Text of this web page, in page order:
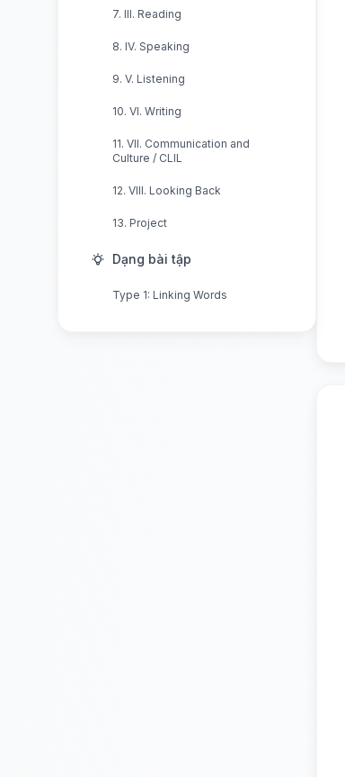
7. III. Reading
8. IV. Speaking
9. V. Listening
10. VI. Writing
11. VII. Communication and
Culture / CLIL
12. VIII. Looking Back
13. Project
Dạng bài tập
Type 1: Linking Words